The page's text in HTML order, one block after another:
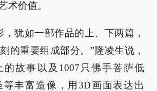
术价值。
，犹如一部作品的上、下两篇，
的重要组成部分。”隆凌生说，
的故事以及1007只佛手菩萨低
等丰富造像，用3D画面表达出